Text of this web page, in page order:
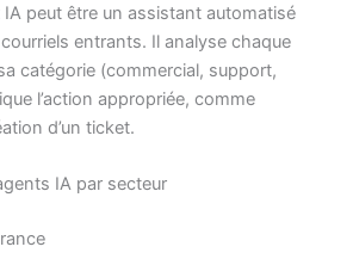
peut être un assistant automatisé
entrants. Il analyse chaque
catégorie (commercial, support,
l’action appropriée, comme
d’un ticket.
IA par secteur